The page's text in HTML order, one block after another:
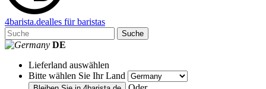
4barista.dealles für baristas
Suche
DE
Lieferland auswählen
Bitte wählen Sie Ihr Land